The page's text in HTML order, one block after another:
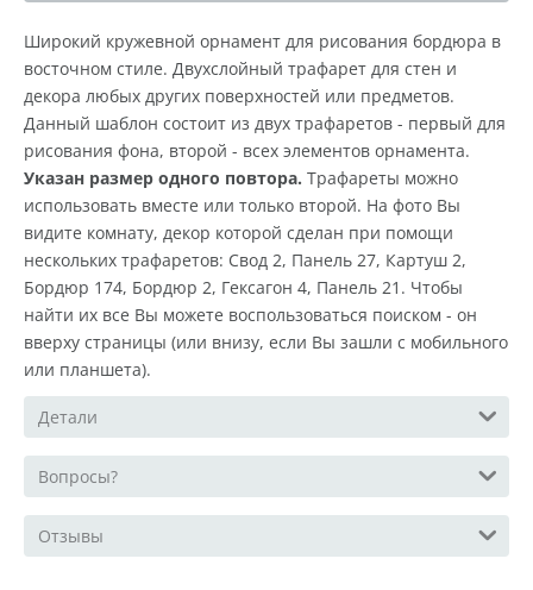
Широкий кружевной орнамент для рисования бордюра в
восточном стиле. Двухслойный трафарет для стен и
декора любых других поверхностей или предметов.
Данный шаблон состоит из двух трафаретов - первый для
рисования фона, второй - всех элементов орнамента.
Указан размер одного повтора. Трафареты можно
использовать вместе или только второй. На фото Вы
видите комнату, декор которой сделан при помощи
нескольких трафаретов: Свод 2, Панель 27, Картуш 2,
Бордюр 174, Бордюр 2, Гексагон 4, Панель 21. Чтобы
найти их все Вы можете воспользоваться поиском - он
вверху страницы (или внизу, если Вы зашли с мобильного
или планшета).
Детали
Вопросы?
Отзывы